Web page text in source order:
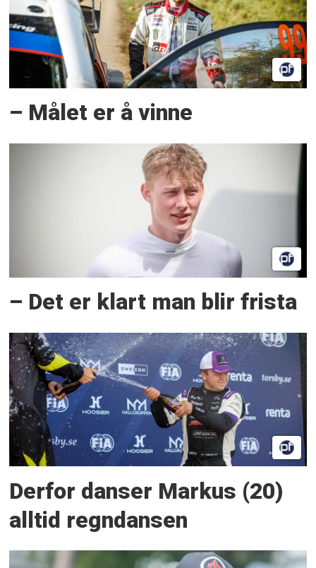
– Målet er å vinne
– Det er klart man blir frista
Derfor danser Markus (20)
alltid regndansen